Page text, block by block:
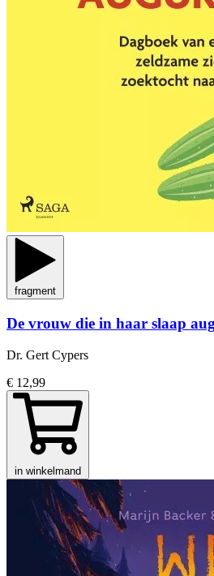
fragment
De vrouw die in haar slaap
Dr. Gert Cypers
€ 12,99
in winkelmand